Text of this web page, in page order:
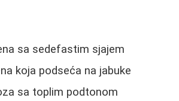
sa sedefastim sjajem
koja podseća na jabuke
sa toplim podtonom